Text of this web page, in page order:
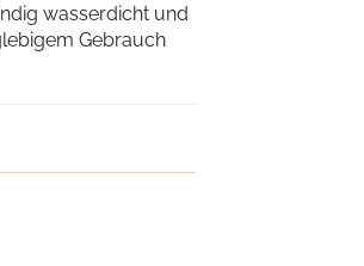
wasserdicht und
Gebrauch